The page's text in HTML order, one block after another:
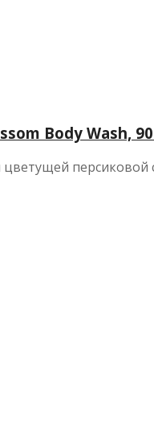
Body Wash,
персиковой